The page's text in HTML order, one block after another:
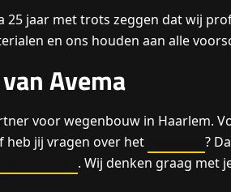
25 jaar met trots zeggen dat wij
en ons houden aan alle
Avema
voor wegenbouw in Haarlem.
heb jij vragen over het
?
. Wij denken graag met